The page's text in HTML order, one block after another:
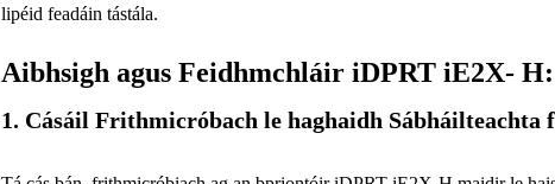
lipéid feadáin tástála.
Aibhsigh agus Feidhmchláir iDPRT iE2X- H:
1. Cásáil Frithmicróbach le haghaidh Sábháilteachta